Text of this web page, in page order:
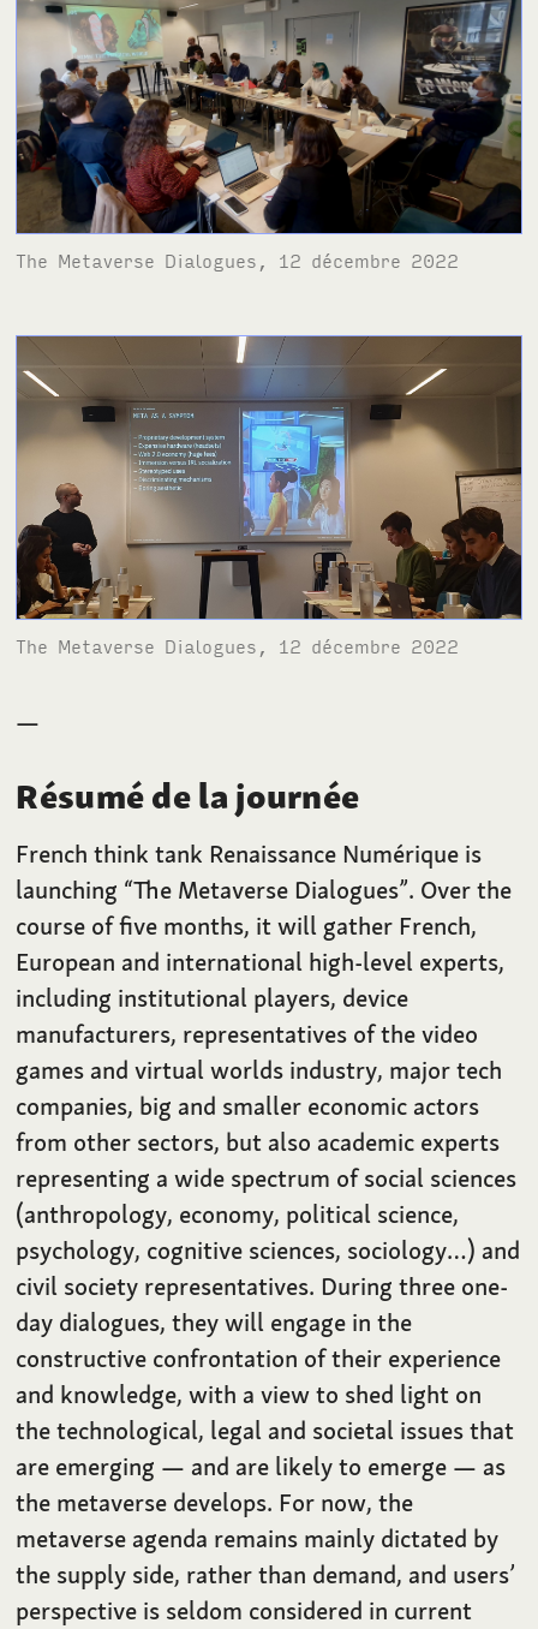
The Metaverse Dialogues, 12 décembre 2022
The Metaverse Dialogues, 12 décembre 2022
—
Résumé de la journée
French think tank Renaissance Numérique is
launching “The Metaverse Dialogues”. Over the
course of five months, it will gather French,
European and international high-level experts,
including institutional players, device
manufacturers, representatives of the video
games and virtual worlds industry, major tech
companies, big and smaller economic actors
from other sectors, but also academic experts
representing a wide spectrum of social sciences
(anthropology, economy, political science,
psychology, cognitive sciences, sociology…) and
civil society representatives. During three one-
day dialogues, they will engage in the
constructive confrontation of their experience
and knowledge, with a view to shed light on
the technological, legal and societal issues that
are emerging — and are likely to emerge — as
the metaverse develops. For now, the
metaverse agenda remains mainly dictated by
the supply side, rather than demand, and users’
perspective is seldom considered in current